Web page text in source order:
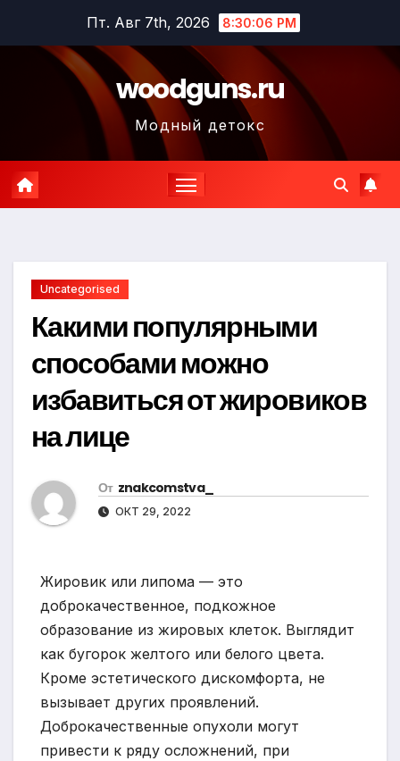
содержимому
Пт. Авг 7th, 2026 8:30:07 PM
woodguns.ru
Модный детокс
Uncategorised
Какими популярными
способами можно
избавиться от жировиков
на лице
От znakcomstva_
ОКТ 29, 2022
Жировик или липома — это
доброкачественное, подкожное
образование из жировых клеток. Выглядит
как бугорок желтого или белого цвета.
Кроме эстетического дискомфорта, не
вызывает других проявлений.
Доброкачественные опухоли могут
привести к ряду осложнений, при